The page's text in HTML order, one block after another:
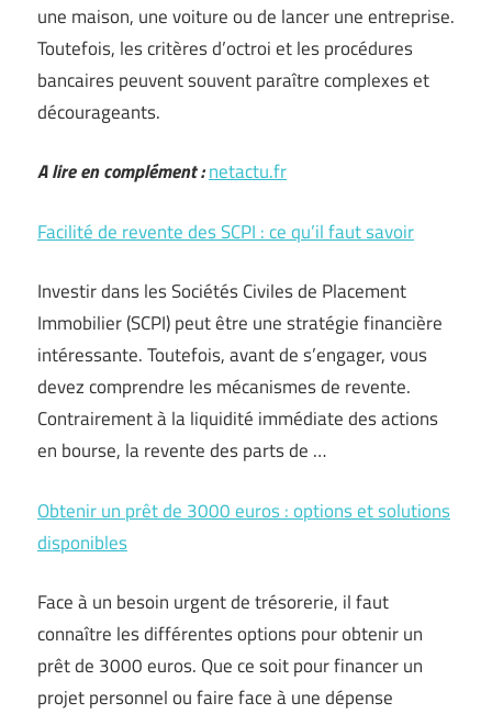
une maison, une voiture ou de lancer une entreprise.
Toutefois, les critères d’octroi et les procédures
bancaires peuvent souvent paraître complexes et
décourageants.
A lire en complément :netactu.fr
Facilité de revente des SCPI : ce qu’il faut savoir
Investir dans les Sociétés Civiles de Placement
Immobilier (SCPI) peut être une stratégie financière
intéressante. Toutefois, avant de s’engager, vous
devez comprendre les mécanismes de revente.
Contrairement à la liquidité immédiate des actions
en bourse, la revente des parts de …
Obtenir un prêt de 3000 euros : options et solutions
disponibles
Face à un besoin urgent de trésorerie, il faut
connaître les différentes options pour obtenir un
prêt de 3000 euros. Que ce soit pour financer un
projet personnel ou faire face à une dépense